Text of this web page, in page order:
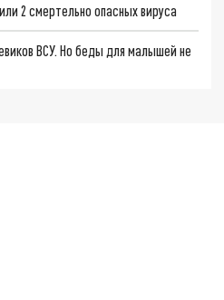
2 смертельно опасных вируса
ВСУ. Но беды для малышей не